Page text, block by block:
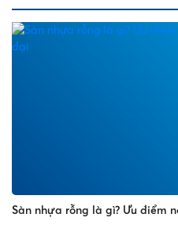
Sàn nhựa rỗng là gì? Ưu điểm